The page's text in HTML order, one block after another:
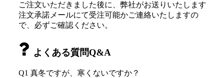
ご注文いただきました後に、弊社がお送りいたします
注文承諾メールにて受注可能かご連絡いたしますの
で、必ずご確認ください。
よくある質問Q&A
Q1 真冬ですが、寒くないですか？